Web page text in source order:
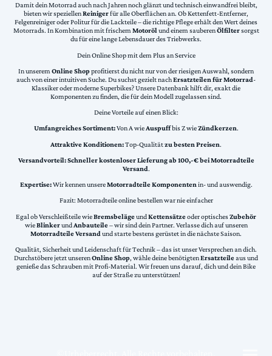
Damit dein Motorrad auch nach Jahren noch glänzt und technisch einwandfrei bleibt,
bieten wir speziellenReinigerfür alle Oberflächen an. Ob Kettenfett-Entferner,
Felgenreiniger oder Politur für die Lackteile – die richtige Pflege erhält den Wert deines
Motorrads. In Kombination mit frischemMotorölund einem sauberenÖlfiltersorgst
du für eine lange Lebensdauer des Triebwerks.
Dein Online Shop mit dem Plus an Service
In unserem Online Shopprofitierst du nicht nur von der riesigen Auswahl, sondern
auch von einer intuitiven Suche. Du suchst gezielt nachErsatzteilen für Motorrad-
Klassiker oder moderne Superbikes? Unsere Datenbank hilft dir, exakt die
Komponenten zu finden, die für dein Modell zugelassen sind.
Deine Vorteile auf einen Blick:
Umfangreiches Sortiment:Von A wieAuspuffbis Z wieZündkerzen.
Attraktive Konditionen:Top-Qualitätzu besten Preisen.
Versandvorteil:Schneller kostenloser Lieferung ab 100,-€ bei Motorradteile
Versand.
Expertise:Wir kennen unsereMotorradteile Komponentenin- und auswendig.
Fazit: Motorradteile online bestellen war nie einfacher
Egal ob Verschleißteile wieBremsbelägeundKettensätzeoder optischesZubehör
wieBlinkerundAnbauteile– wir sind dein Partner. Verlasse dich auf unseren
Motorradteile Versand und starte bestens gerüstet in die nächste Saison.
Qualität, Sicherheit und Leidenschaft für Technik – das ist unser Versprechen an dich.
Durchstöbere jetzt unserenOnline Shop, wähle deine benötigtenErsatzteileaus und
genieße das Schrauben mit Profi-Material. Wir freuen uns darauf, dich und dein Bike
auf der Straße zu unterstützen!